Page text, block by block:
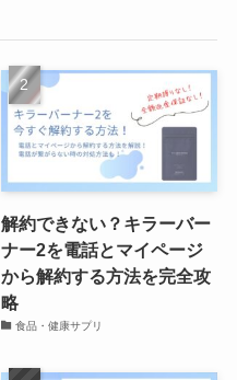
解約できない？キラーバー
ナー2を電話とマイページ
から解約する方法を完全攻
略
食品・健康サプリ